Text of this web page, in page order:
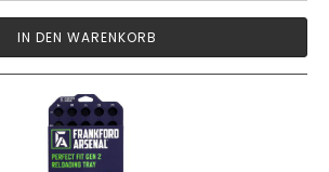
IN DEN WARENKORB